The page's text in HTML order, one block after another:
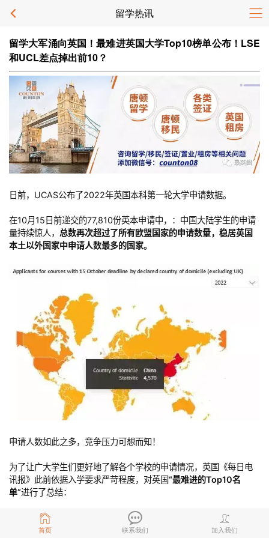
留学热讯
首页 联系我们 加入我们
留学大军涌向英国！最难进英国大学Top10榜单公布！LSE
和UCL差点掉出前10？
日前，UCAS公布了2022年英国本科第一轮大学申请数据。
在10月15日前递交的77,810份英本申请中，：中国大陆学生的申请
量持续惊人， 总数再次超过了所有欧盟国家的申请数量，稳居英国
本土以外国家中申请人数最多的国家。
申请人数如此之多，竞争压力可想而知！
为了让广大学生们更好地了解各个学校的申请情况，英国《每日电
讯报》此前依据入学要求严苛程度，对英国“最难进的Top10名
单”进行了总结：